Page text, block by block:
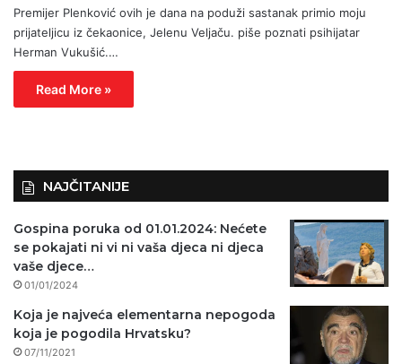
Premijer Plenković ovih je dana na poduži sastanak primio moju
prijateljicu iz čekaonice, Jelenu Veljaču. piše poznati psihijatar
Herman Vukušić.…
Read More »
NAJČITANIJE
Gospina poruka od 01.01.2024: Nećete
se pokajati ni vi ni vaša djeca ni djeca
vaše djece…
01/01/2024
Koja je najveća elementarna nepogoda
koja je pogodila Hrvatsku?
07/11/2021